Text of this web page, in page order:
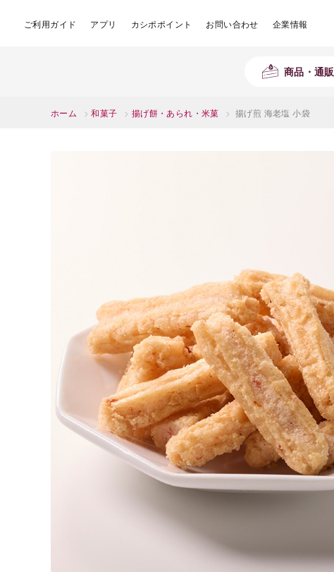
ご利用ガイド アプリ カシポポイント お問い合わせ 企業情報
商品・通販
ホーム >和菓子 > 揚げ餅・あられ・米菓 > 揚げ煎 海老塩 小袋